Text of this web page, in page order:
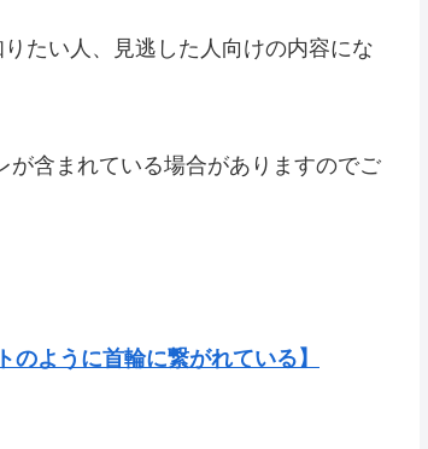
たい人、見逃した人向けの内容にな
が含まれている場合がありますのでご
ように首輪に繋がれている】